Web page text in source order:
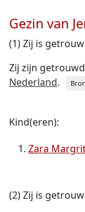
Gezin van
(1) Zij is
Zij zijn
Nederland.
Kind(eren):
Zara
(2) Zij is